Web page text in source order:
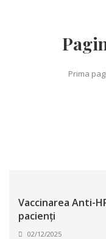
Prima
Vaccinarea Anti-
pacienți
02/12/2025